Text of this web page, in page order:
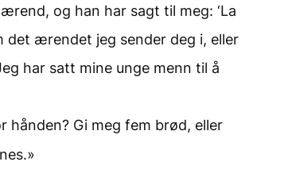
og han har sagt til meg: ‘La
det ærendet jeg sender deg i, eller
har satt mine unge menn til å
hånden? Gi meg fem brød, eller